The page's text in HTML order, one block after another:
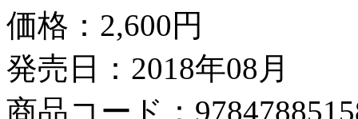
価格： 2,600円
発売日：2018年08月
商品コード：